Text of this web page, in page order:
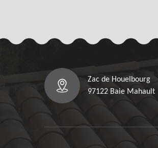
Zac de Houelbourg
97122 Baie Mahault